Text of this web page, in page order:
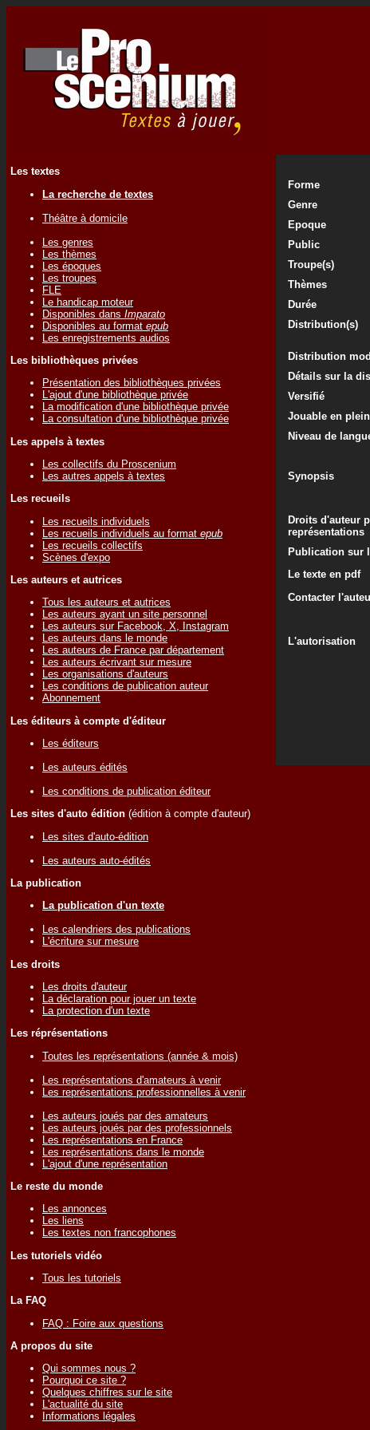
Les textes
La recherche de textes
Théâtre à domicile
Les genres
Les thèmes
Les époques
Les troupes
FLE
Le handicap moteur
Disponibles dans Imparato
Disponibles au format epub
Les enregistrements audios
Les bibliothèques privées
Présentation des bibliothèques privées
L'ajout d'une bibliothèque privée
La modification d'une bibliothèque privée
La consultation d'une bibliothèque privée
Les appels à textes
Les collectifs du Proscenium
Les autres appels à textes
Les recueils
Les recueils individuels
Les recueils individuels au format epub
Les recueils collectifs
Scènes d'expo
Les auteurs et autrices
Tous les auteurs et autrices
Les auteurs ayant un site personnel
Les auteurs sur Facebook, X, Instagram
Les auteurs dans le monde
Les auteurs de France par département
Les auteurs écrivant sur mesure
Les organisations d'auteurs
Les conditions de publication auteur
Abonnement
Les éditeurs à compte d'éditeur
Les éditeurs
Les auteurs édités
Les conditions de publication éditeur
Les sites d'auto édition (édition à compte d'auteur)
Les sites d'auto-édition
Les auteurs auto-édités
La publication
La publication d'un texte
Les calendriers des publications
L'écriture sur mesure
Les droits
Les droits d'auteur
La déclaration pour jouer un texte
La protection d'un texte
Les réprésentations
Toutes les représentations (année & mois)
Les représentations d'amateurs à venir
Les représentations professionnelles à venir
Les auteurs joués par des amateurs
Les auteurs joués par des professionnels
Les représentations en France
Les représentations dans le monde
L'ajout d'une représentation
Le reste du monde
Les annonces
Les liens
Les textes non francophones
Les tutoriels vidéo
Tous les tutoriels
La FAQ
FAQ : Foire aux questions
A propos du site
Qui sommes nous ?
Pourquoi ce site ?
Quelques chiffres sur le site
L'actualité du site
Informations légales
Forme
Genre
Epoque
Public
Troupe(s)
Thèmes
Durée
Distribution(s)
Distribution
Détails sur la
Versifié
Jouable en
Niveau de
Synopsis
Droits d'auteur
représentations
Publication sur
Le texte en pdf
Contacter
L'autorisation